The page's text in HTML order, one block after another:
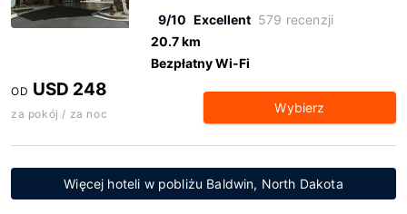
9/10 Excellent 579 recenzji
20.7 km
Bezpłatny Wi-Fi
OD USD 248
za pokój / za noc Wybierz
Więcej hoteli w pobliżu Baldwin, North Dakota